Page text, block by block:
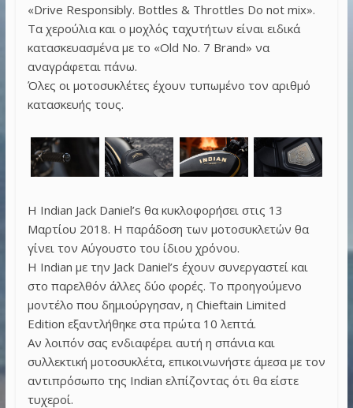
«Drive Responsibly. Bottles & Throttles Do not mix».
Τα χερούλια και ο μοχλός ταχυτήτων είναι ειδικά
κατασκευασμένα με το «Old No. 7 Brand» να
αναγράφεται πάνω.
Όλες οι μοτοσυκλέτες έχουν τυπωμένο τον αριθμό
κατασκευής τους.
Η Indian Jack Daniel’s θα κυκλοφορήσει στις 13
Μαρτίου 2018. Η παράδοση των μοτοσυκλετών θα
γίνει τον Αύγουστο του ίδιου χρόνου.
Η Indian με την Jack Daniel’s έχουν συνεργαστεί και
στο παρελθόν άλλες δύο φορές. Το προηγούμενο
μοντέλο που δημιούργησαν, η Chieftain Limited
Edition εξαντλήθηκε στα πρώτα 10 λεπτά.
Αν λοιπόν σας ενδιαφέρει αυτή η σπάνια και
συλλεκτική μοτοσυκλέτα, επικοινωνήστε άμεσα με τον
αντιπρόσωπο της Indian ελπίζοντας ότι θα είστε
τυχεροί.